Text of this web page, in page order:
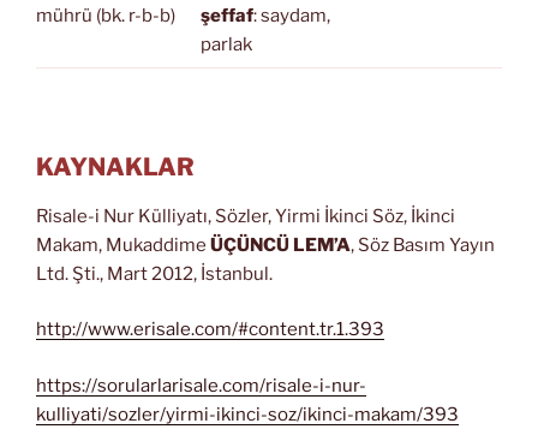
mührü (bk. r-b-b)
şeffaf: saydam,
parlak
KAYNAKLAR
Risale-i Nur Külliyatı, Sözler, Yirmi İkinci Söz, İkinci
Makam, Mukaddime ÜÇÜNCÜ LEM’A, Söz Basım Yayın
Ltd. Şti., Mart 2012, İstanbul.
http://www.erisale.com/#content.tr.1.393
https://sorularlarisale.com/risale-i-nur-
kulliyati/sozler/yirmi-ikinci-soz/ikinci-makam/393